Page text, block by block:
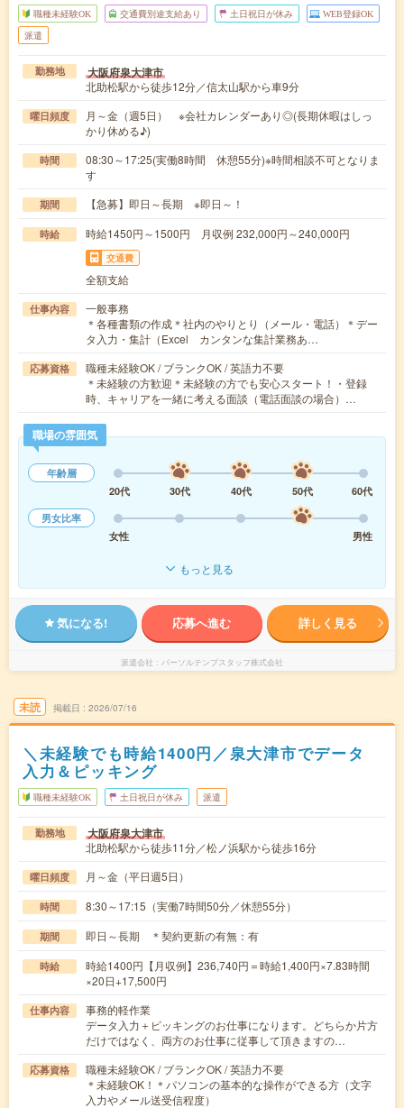
職種未経験OK 交通費別途支給あり 土日祝日が休み WEB登録OK
派遣
勤務地 大阪府泉大津市
北助松駅から徒歩12分／信太山駅から車9分
曜日頻度
月～金（週5日） ※会社カレンダーあり◎(長期休暇はしっ
かり休める♪)
時間
08:30～17:25(実働8時間 休憩55分)※時間相談不可となりま
す
期間 【急募】即日～長期 ※即日～！
時給 時給1450円～1500円 月収例 232,000円～240,000円
交通費
全額支給
仕事内容
一般事務
＊各種書類の作成＊社内のやりとり（メール・電話）＊デー
タ入力・集計（Excel カンタンな集計業務あ…
応募資格
職種未経験OK / ブランクOK / 英語力不要
＊未経験の方歓迎＊未経験の方でも安心スタート！・登録
時、キャリアを一緒に考える面談（電話面談の場合）…
職場の雰囲気
年齢層
20代
30代 40代 50代
60代
男女比率
女性
男性
もっと見る
気になる! 応募へ進む 詳しく見る
派遣会社 パーソルテンプスタッフ株式会社
未読 掲載日 2026/07/16
＼未経験でも時給1400円／泉大津市でデータ
入力＆ピッキング
職種未経験OK 土日祝日が休み 派遣
勤務地 大阪府泉大津市
北助松駅から徒歩11分／松ノ浜駅から徒歩16分
曜日頻度 月～金（平日週5日）
時間 8:30～17:15（実働7時間50分／休憩55分）
期間 即日～長期 ＊契約更新の有無：有
時給
時給1400円【月収例】236,740円＝時給1,400円×7.83時間
×20日+17,500円
仕事内容
事務的軽作業
データ入力＋ピッキングのお仕事になります。どちらか片方
だけではなく、両方のお仕事に従事して頂きますの…
応募資格
職種未経験OK / ブランクOK / 英語力不要
＊未経験OK！＊パソコンの基本的な操作ができる方（文字
入力やメール送受信程度）